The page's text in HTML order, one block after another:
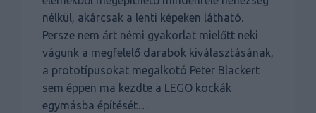
nélkül, akárcsak a lenti képeken látható.
Persze nem árt némi gyakorlat mielőtt neki
vágunk a megfelelő darabok kiválasztásának,
a prototípusokat megalkotó Peter Blackert
sem éppen ma kezdte a LEGO kockák
egymásba építését…